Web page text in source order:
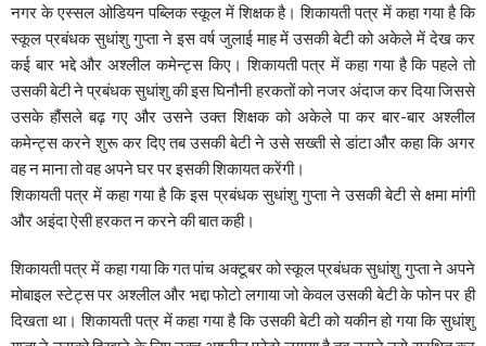
नगर के एस्सल ओडियन पब्लिक स्कूल में शिक्षक है। शिकायती पत्र में कहा गया है कि
स्कूल प्रबंधक सुधांशु गुप्ता ने इस वर्ष जुलाई माह में उसकी बेटी को अकेले में देख कर
कई बार भद्दे और अश्लील कमेन्ट्स किए। शिकायती पत्र में कहा गया है कि पहले तो
उसकी बेटी ने प्रबंधक सुधांशु की इस घिनौनी हरकतों को नजर अंदाज कर दिया जिससे
उसके हौंसले बढ़ गए और उसने उक्त शिक्षक को अकेले पा कर बार-बार अश्लील
कमेन्ट्स करने शुरू कर दिए तब उसकी बेटी ने उसे सख्ती से डांटा और कहा कि अगर
वह न माना तो वह अपने घर पर इसकी शिकायत करेंगी।
शिकायती पत्र में कहा गया है कि इस प्रबंधक सुधांशु गुप्ता ने उसकी बेटी से क्षमा मांगी
और अइंदा ऐसी हरकत न करने की बात कही।
शिकायती पत्र में कहा गया कि गत पांच अक्टूबर को स्कूल प्रबंधक सुधांशु गुप्ता ने अपने
मोबाइल स्टेट्स पर अश्लील और भद्दा फोटो लगाया जो केवल उसकी बेटी के फोन पर ही
दिखता था। शिकायती पत्र में कहा गया है कि उसकी बेटी को यकीन हो गया कि सुधांशु